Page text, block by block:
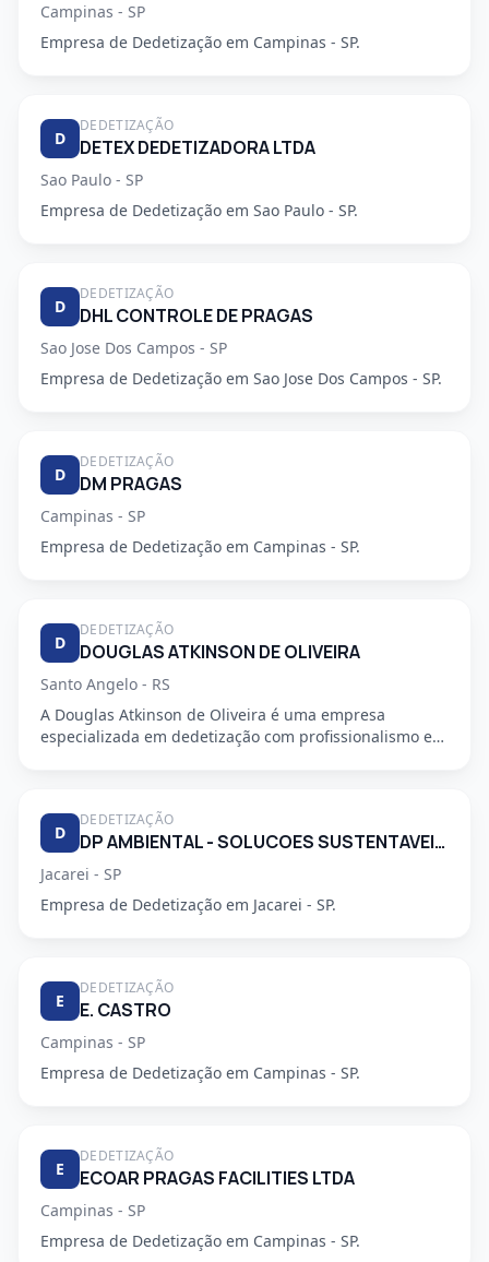
Campinas - SP
Empresa de Dedetização em Campinas - SP.
D
DEDETIZAÇÃO
DETEX DEDETIZADORA LTDA
Sao Paulo - SP
Empresa de Dedetização em Sao Paulo - SP.
D
DEDETIZAÇÃO
DHL CONTROLE DE PRAGAS
Sao Jose Dos Campos - SP
Empresa de Dedetização em Sao Jose Dos Campos - SP.
D
DEDETIZAÇÃO
DM PRAGAS
Campinas - SP
Empresa de Dedetização em Campinas - SP.
D
DEDETIZAÇÃO
DOUGLAS ATKINSON DE OLIVEIRA
Santo Angelo - RS
A Douglas Atkinson de Oliveira é uma empresa
especializada em dedetização com profissionalismo e
D
DEDETIZAÇÃO
DP AMBIENTAL - SOLUCOES SUSTENTAVEIS LTDA
Jacarei - SP
Empresa de Dedetização em Jacarei - SP.
E
DEDETIZAÇÃO
E. CASTRO
Campinas - SP
Empresa de Dedetização em Campinas - SP.
E
DEDETIZAÇÃO
ECOAR PRAGAS FACILITIES LTDA
Campinas - SP
Empresa de Dedetização em Campinas - SP.